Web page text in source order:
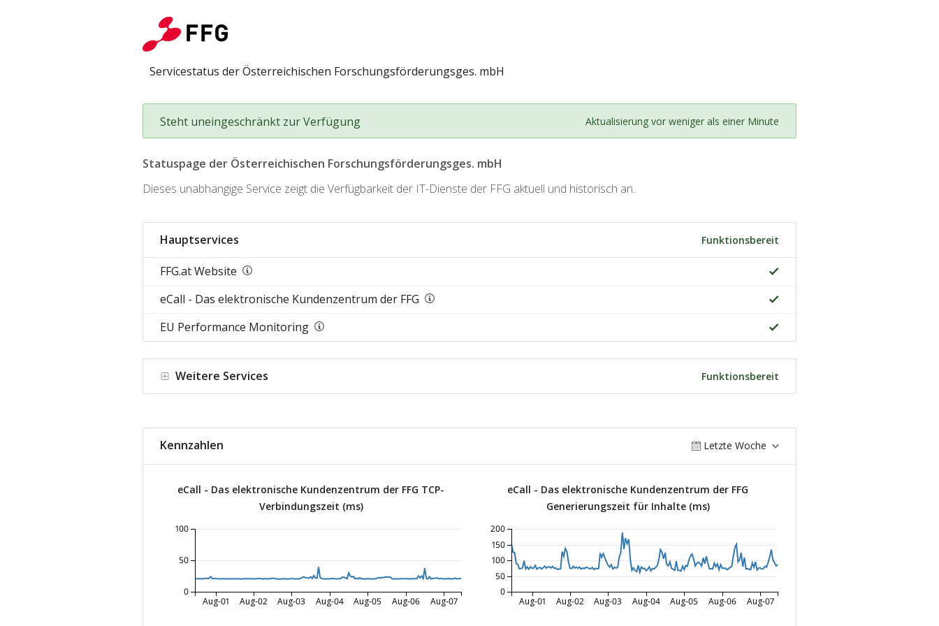
Servicestatus der Österreichischen Forschungsförderungsges. mbH
Steht uneingeschränkt zur Verfügung Aktualisierung vor weniger als einer Minute
Statuspage der Österreichischen Forschungsförderungsges. mbH
Dieses unabhängige Service zeigt die Verfügbarkeit der IT-Dienste der FFG aktuell und historisch an.
Hauptservices Funktionsbereit
FFG.at Website
eCall - Das elektronische Kundenzentrum der FFG
EU Performance Monitoring
Weitere Services Funktionsbereit
Kennzahlen Letzte Woche
eCall - Das elektronische Kundenzentrum der FFG TCP-
Verbindungszeit (ms)
Aug-01 Aug-02 Aug-03 Aug-04 Aug-05 Aug-06 Aug-07
0
50
100
eCall - Das elektronische Kundenzentrum der FFG
Generierungszeit für Inhalte (ms)
Aug-01 Aug-02 Aug-03 Aug-04 Aug-05 Aug-06 Aug-07
0
50
100
150
200